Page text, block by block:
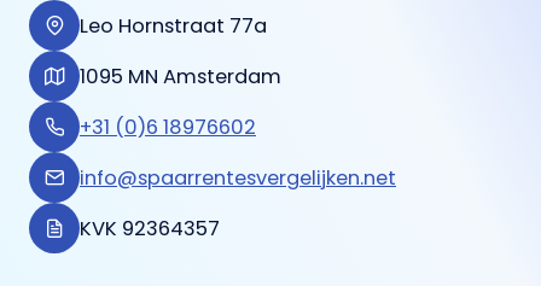
Leo Hornstraat 77a
1095 MN Amsterdam
+31 (0)6 18976602
info@spaarrentesvergelijken.net
KVK 92364357